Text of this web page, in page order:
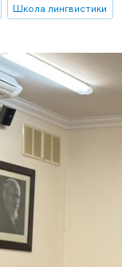
Школа лингвистики